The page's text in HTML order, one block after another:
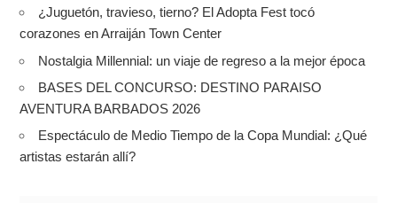
¿Juguetón, travieso, tierno? El Adopta Fest tocó
corazones en Arraiján Town Center
Nostalgia Millennial: un viaje de regreso a la mejor época
BASES DEL CONCURSO: DESTINO PARAISO
AVENTURA BARBADOS 2026
Espectáculo de Medio Tiempo de la Copa Mundial: ¿Qué
artistas estarán allí?